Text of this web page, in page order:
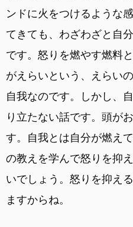
ンドに火をつけるような
てきても、わざわざと自
です。怒りを燃やす燃料
がえらいという、えらい
自我なのです。しかし、
り立たない話です。頭が
す。自我とは自分が燃え
の教えを学んで怒りを抑
いでしょう。怒りを抑え
ますからね。